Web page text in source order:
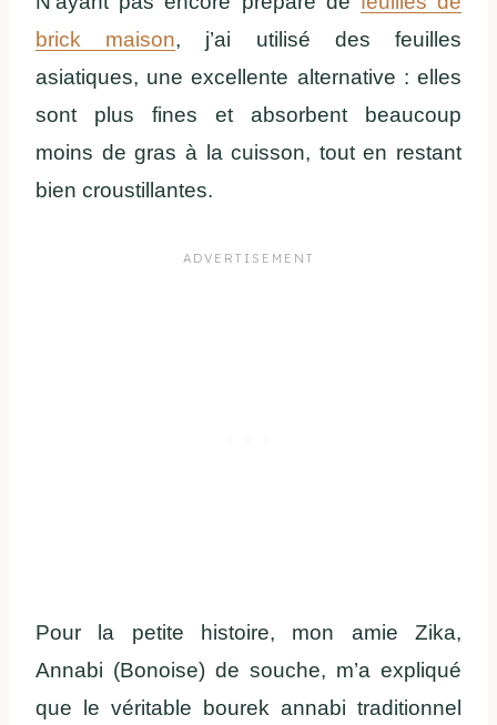
brick maison, j’ai utilisé des feuilles
asiatiques, une excellente alternative : elles
sont plus fines et absorbent beaucoup
moins de gras à la cuisson, tout en restant
bien croustillantes.
Pour la petite histoire, mon amie Zika,
Annabi (Bonoise) de souche, m’a expliqué
que le véritable bourek annabi traditionnel